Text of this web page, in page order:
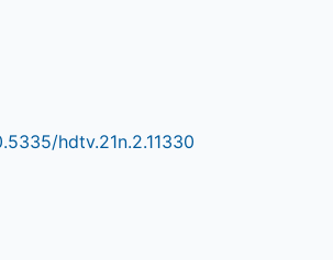
hdtv.21n.2.11330